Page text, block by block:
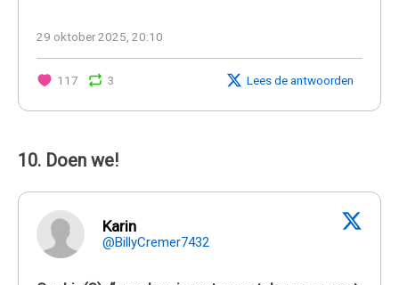
29 oktober 2025, 20:10
117 3 Lees de antwoorden
10. Doen we!
Karin
@BillyCremer7432